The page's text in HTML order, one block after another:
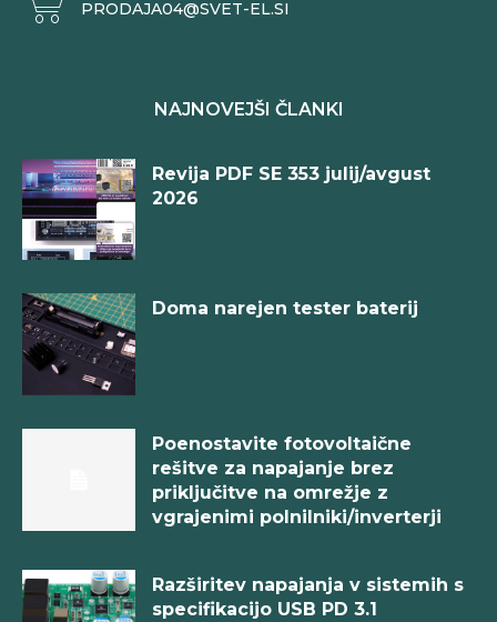
PRODAJA04@SVET-EL.SI
NAJNOVEJŠI ČLANKI
Revija PDF SE 353 julij/avgust
2026
Doma narejen tester baterij
Poenostavite fotovoltaične
rešitve za napajanje brez
priključitve na omrežje z
vgrajenimi polnilniki/inverterji
Razširitev napajanja v sistemih s
specifikacijo USB PD 3.1